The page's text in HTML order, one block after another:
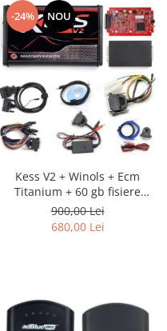
-24% NOU
Kess V2 + Winols + Ecm
Titanium + 60 gb fisiere
Damos
900,00 Lei
680,00 Lei